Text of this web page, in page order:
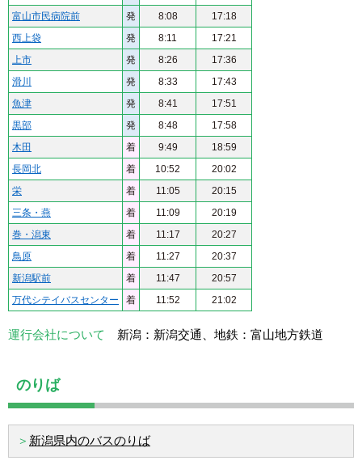
富山市民病院前
発
西上袋
発
上市
発
滑川
発
魚津
発
黒部
発
木田
着
長岡北
着
栄
着
三条・燕
着
巻・潟東
着
鳥原
着
新潟駅前
着
万代シテイバスセンター
着
8:08
17:18
8:11
17:21
8:26
17:36
8:33
17:43
8:41
17:51
8:48
17:58
9:49
18:59
10:52
20:02
11:05
20:15
11:09
20:19
11:17
20:27
11:27
20:37
11:47
20:57
11:52
21:02
運行会社について 新潟：新潟交通、地鉄：富山地方鉄道
のりば
＞ 新潟県内のバスのりば